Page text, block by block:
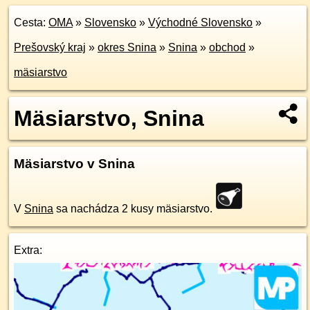
Cesta: OMA» Slovensko » Východné Slovensko »
Prešovský kraj » okres Snina » Snina » obchod »
mäsiarstvo
Mäsiarstvo, Snina
Mäsiarstvo v Snina
V Snina sa nachádza 2 kusy mäsiarstvo.
Extra: